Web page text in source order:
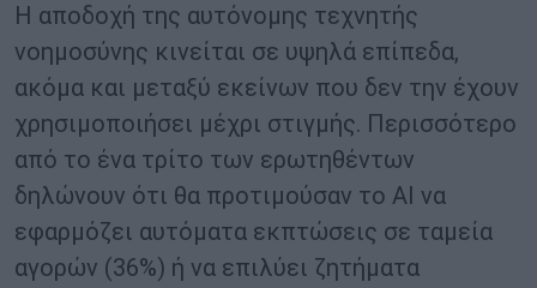
Η αποδοχή της αυτόνομης τεχνητής
νοημοσύνης κινείται σε υψηλά επίπεδα,
ακόμα και μεταξύ εκείνων που δεν την έχουν
χρησιμοποιήσει μέχρι στιγμής. Περισσότερο
από το ένα τρίτο των ερωτηθέντων
δηλώνουν ότι θα προτιμούσαν το AI να
εφαρμόζει αυτόματα εκπτώσεις σε ταμεία
αγορών (36%) ή να επιλύει ζητήματα